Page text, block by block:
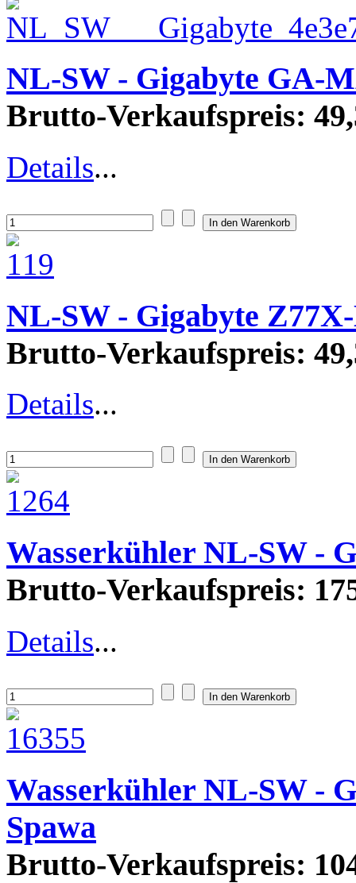
NL-SW - Gigabyte GA-
Brutto-Verkaufspreis:
Details...
NL-SW - Gigabyte
Brutto-Verkaufspreis:
Details...
Wasserkühler NL-SW -
Brutto-Verkaufspreis:
Details...
Wasserkühler NL-SW -
Spawa
Brutto-Verkaufspreis: